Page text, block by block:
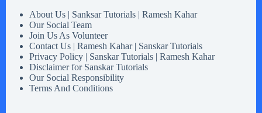
About Us | Sanksar Tutorials | Ramesh Kahar
Our Social Team
Join Us As Volunteer
Contact Us | Ramesh Kahar | Sanskar Tutorials
Privacy Policy | Sanskar Tutorials | Ramesh Kahar
Disclaimer for Sanskar Tutorials
Our Social Responsibility
Terms And Conditions